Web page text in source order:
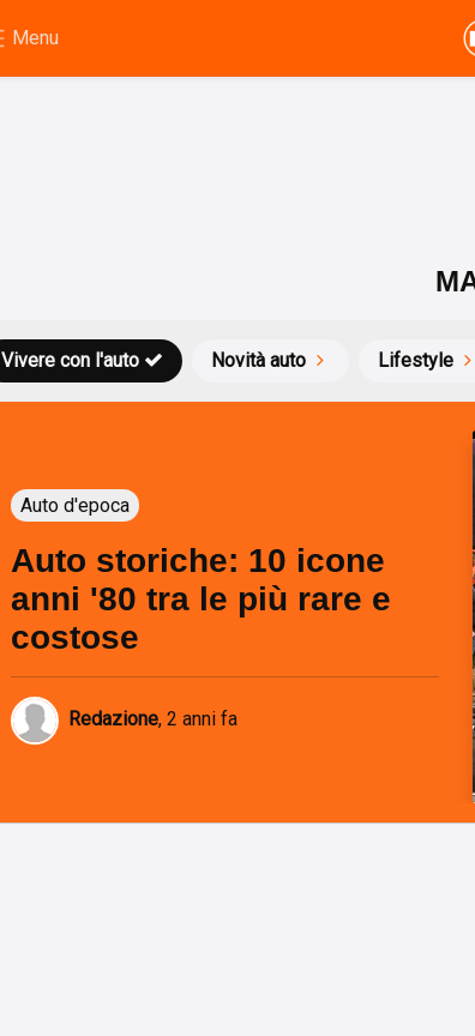
Novità auto
Vivere con l'auto Lifestyle
Auto d'epoca
Auto storiche: 10 icone
anni '80 tra le più rare e
costose
Redazione, 2 anni fa